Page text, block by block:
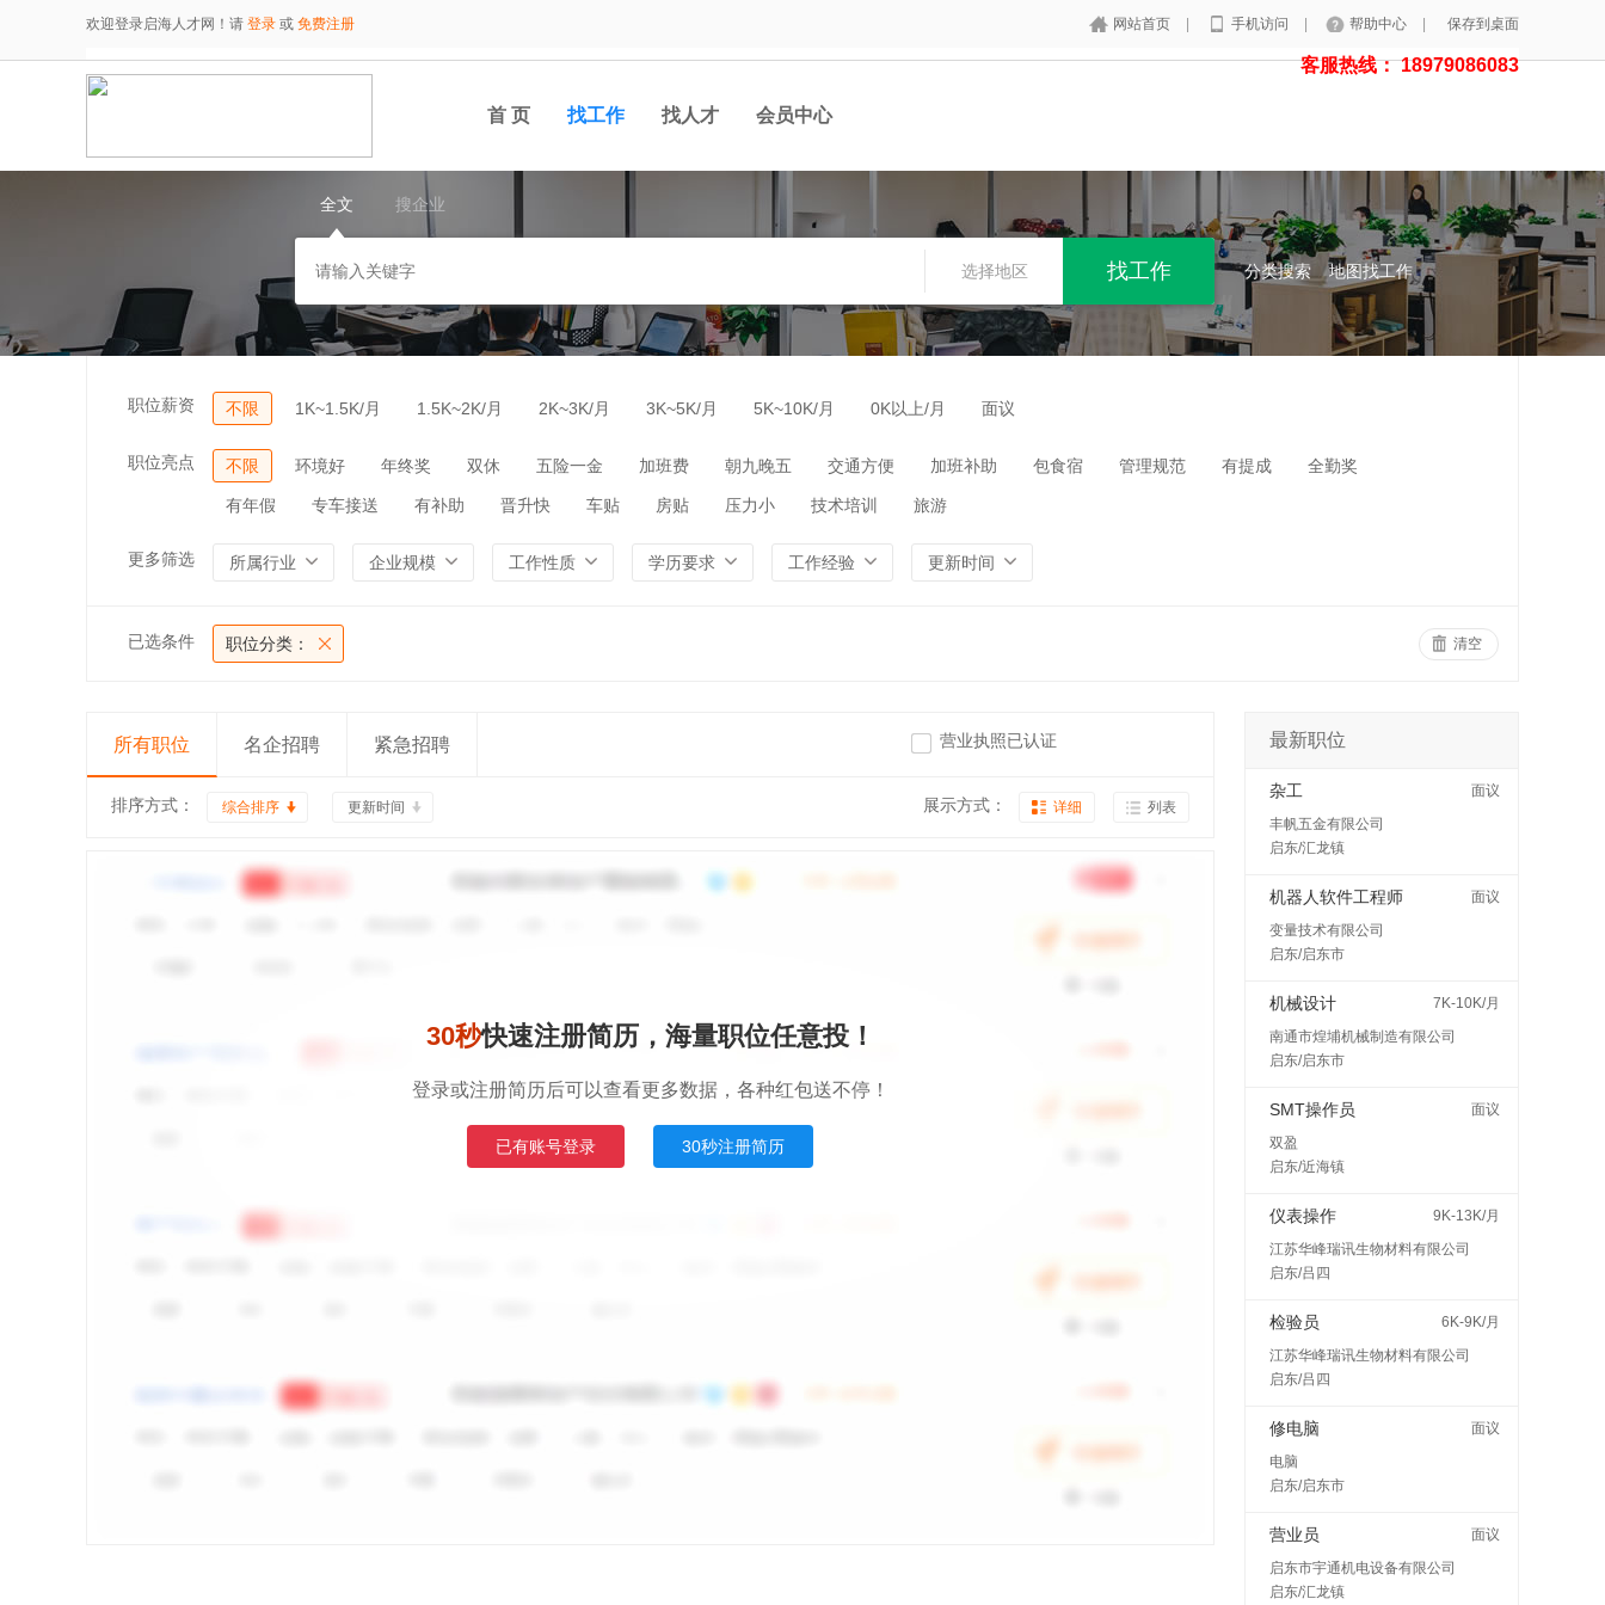
欢迎登录启海人才网！请 登录 或 免费注册 网站首页 手机访问 帮助中心 保存到桌面
客服热线： 18979086083
首 页 找工作 找人才 会员中心
全文 搜企业
选择地区 分类搜索 地图找工作
职位薪资 不限 1K~1.5K/月 1.5K~2K/月 2K~3K/月 3K~5K/月 5K~10K/月 0K以上/月 面议
职位亮点 不限 环境好 年终奖 双休 五险一金 加班费 朝九晚五 交通方便 加班补助 包食宿 管理规范 有提成 全勤奖
有年假 专车接送 有补助 晋升快 车贴 房贴 压力小 技术培训 旅游
更多筛选 所属行业 企业规模 工作性质 学历要求 工作经验 更新时间
已选条件 职位分类： 清空
所有职位 名企招聘 紧急招聘 营业执照已认证
排序方式： 综合排序 更新时间 展示方式： 详细 列表
30秒快速注册简历，海量职位任意投！
登录或注册简历后可以查看更多数据，各种红包送不停！
已有账号登录 30秒注册简历
最新职位
杂工
面议
丰帆五金有限公司
启东/汇龙镇
机器人软件工程师
面议
变量技术有限公司
启东/启东市
机械设计
7K-10K/月
南通市煌埔机械制造有限公司
启东/启东市
SMT操作员
面议
双盈
启东/近海镇
仪表操作
9K-13K/月
江苏华峰瑞讯生物材料有限公司
启东/吕四
检验员
6K-9K/月
江苏华峰瑞讯生物材料有限公司
启东/吕四
修电脑
面议
电脑
启东/启东市
营业员
面议
启东市宇通机电设备有限公司
启东/汇龙镇